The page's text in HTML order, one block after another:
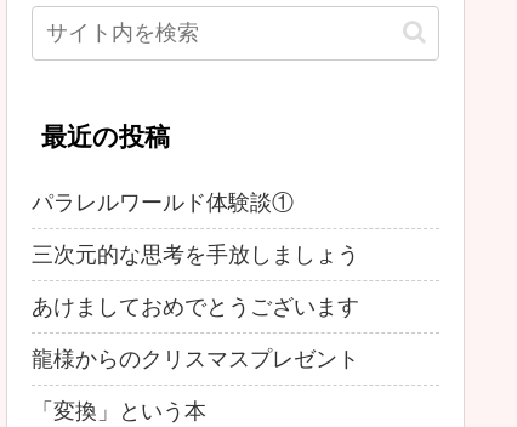
最近の投稿
パラレルワールド体験談①
三次元的な思考を手放しましょう
あけましておめでとうございます
龍様からのクリスマスプレゼント
「変換」という本